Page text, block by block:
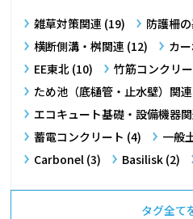
雑草対策関連 (19)
防護柵
横断側溝・桝​関連 (12)
カ
EE東北 (10)
竹筋コンクリ
ため池（底樋管・止水壁）関
エコキュート基礎・設備機器
蓄電コンクリート (4)
一般
Carbonel (3)
Basilisk (2)
タグ全て